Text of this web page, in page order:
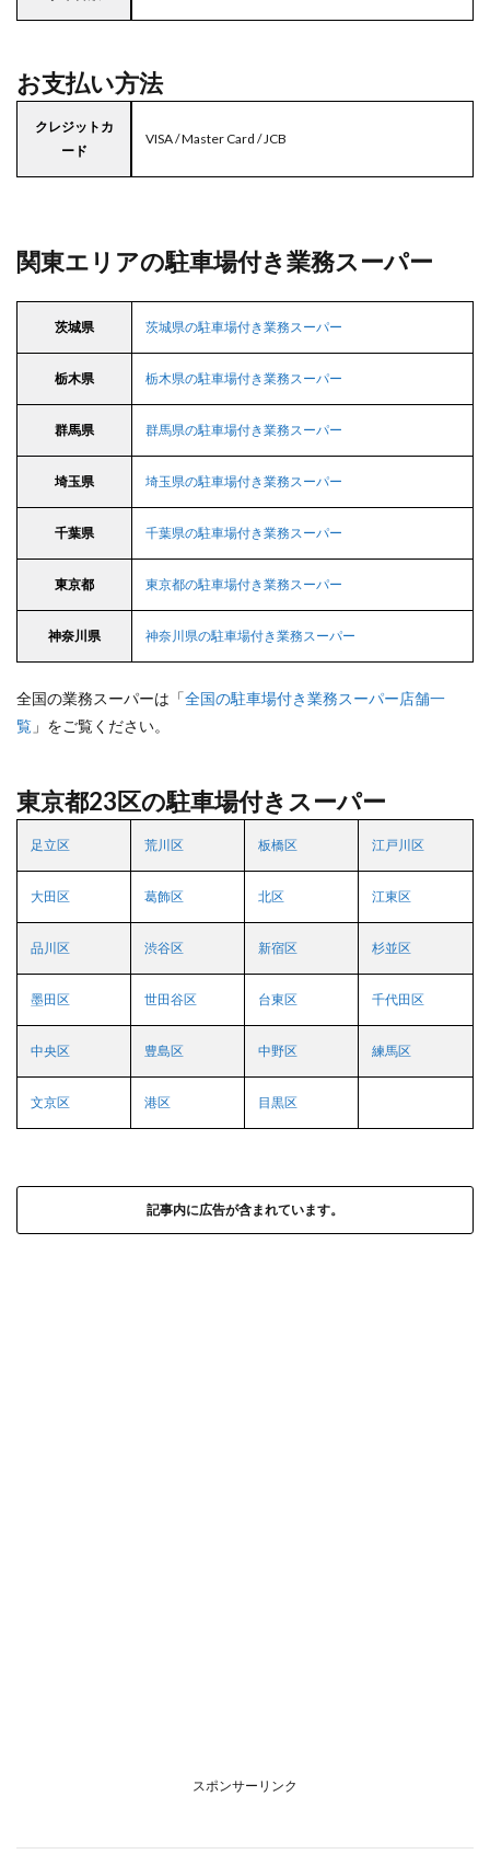
お支払い方法
クレジットカ
ード
VISA / Master Card / JCB
関東エリアの駐車場付き業務スーパー
茨城県 茨城県の駐車場付き業務スーパー
栃木県 栃木県の駐車場付き業務スーパー
群馬県 群馬県の駐車場付き業務スーパー
埼玉県 埼玉県の駐車場付き業務スーパー
千葉県 千葉県の駐車場付き業務スーパー
東京都 東京都の駐車場付き業務スーパー
神奈川県 神奈川県の駐車場付き業務スーパー
全国の業務スーパーは「全国の駐車場付き業務スーパー店舗一
覧 」をご覧ください。
東京都23区の駐車場付きスーパー
足立区 荒川区 板橋区 江戸川区
大田区 葛飾区 北区 江東区
品川区 渋谷区 新宿区 杉並区
墨田区 世田谷区 台東区 千代田区
中央区 豊島区 中野区 練馬区
文京区 港区 目黒区
記事内に広告が含まれています。
スポンサーリンク